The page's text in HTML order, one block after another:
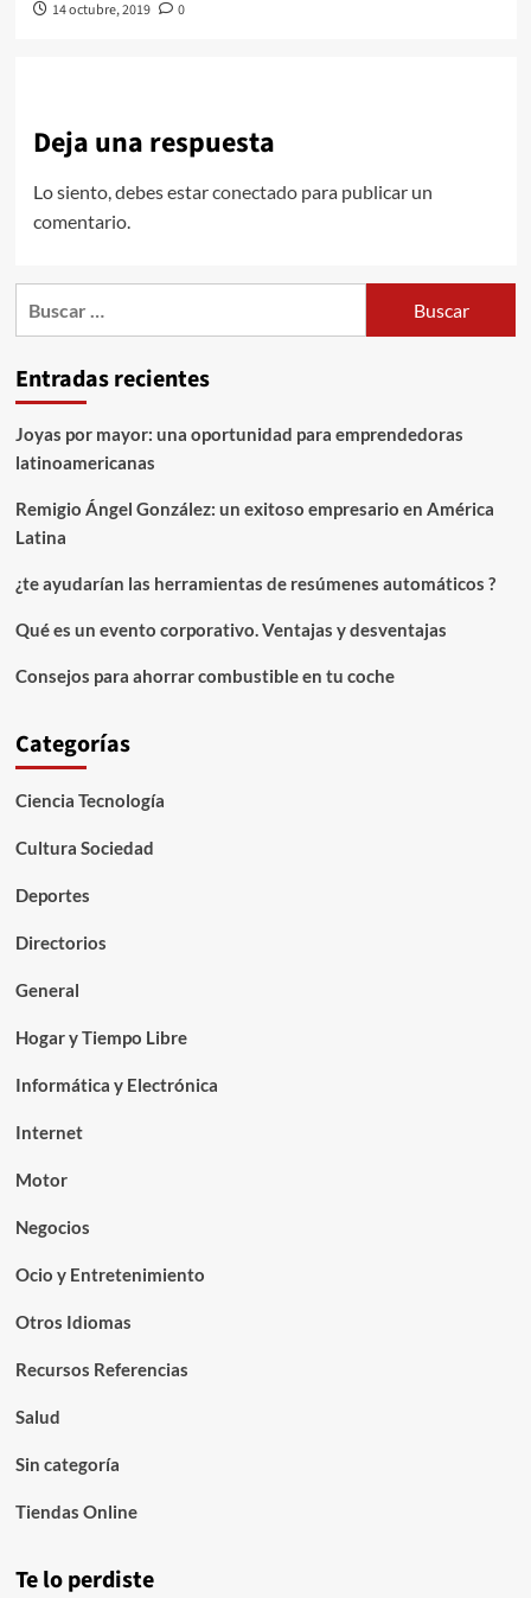
14 octubre, 2019 0
Deja una respuesta
Lo siento, debes estarconectadopara publicar un
comentario.
Entradas recientes
Joyas por mayor: una oportunidad para emprendedoras
latinoamericanas
Remigio Ángel González: un exitoso empresario en América
Latina
¿te ayudarían las herramientas de resúmenes automáticos ?
Qué es un evento corporativo. Ventajas y desventajas
Consejos para ahorrar combustible en tu coche
Categorías
Ciencia Tecnología
Cultura Sociedad
Deportes
Directorios
General
Hogar y Tiempo Libre
Informática y Electrónica
Internet
Motor
Negocios
Ocio y Entretenimiento
Otros Idiomas
Recursos Referencias
Salud
Sin categoría
Tiendas Online
Te lo perdiste